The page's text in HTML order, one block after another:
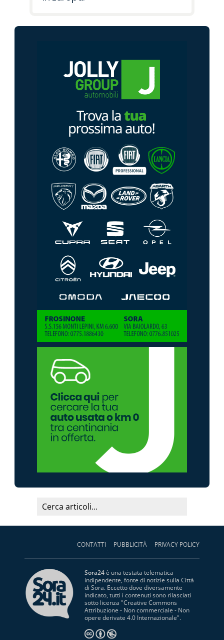
CONTATTI PUBBLICITÀ PRIVACY POLICY
Sora24è una testata telematica
indipendente, fonte di notizie sulla Città
di Sora. Eccetto dove diversamente
indicato, tutti i contenuti sono rilasciati
sotto licenza "Creative Commons
Attribuzione - Non commerciale - Non
opere derivate 4.0 Internazionale".